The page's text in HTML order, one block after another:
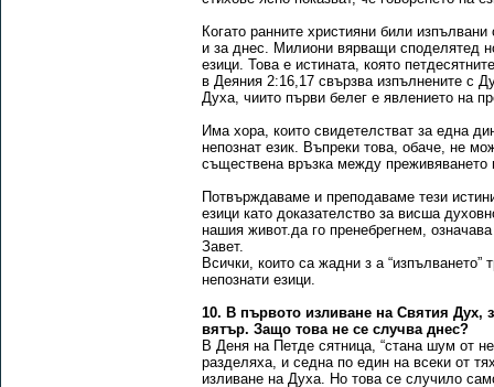
Когато ранните християни били
и за днес. Милиони вярващи споделятед
езици. Това е истината, която
в Деяния 2:16,17 свързва изпълнените с
Духа, чиито първи белег е явлението на
Има хора, които свидетелстват за една
непознат език. Въпреки това, обаче, не
съществена връзка между преживяването
Потвърждаваме и преподаваме тези
езици като доказателство за висша
нашия живот.да го пренебрегнем,
Завет.
Всички, които са жадни з а
непознати езици.
10. В първото изливане на Святия Дух,
вятър. Защо това не се случва днес?
В Деня на Петде сятница, “стана шум от
разделяха, и седна по един на всеки от
изливане на Духа. Но това се случило